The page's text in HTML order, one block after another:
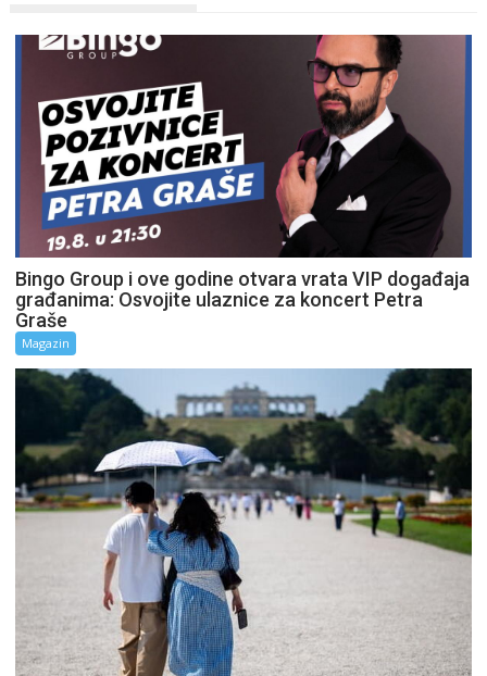
Bingo Group i ove godine otvara vrata VIP događaja
građanima: Osvojite ulaznice za koncert Petra
Graše
Magazin